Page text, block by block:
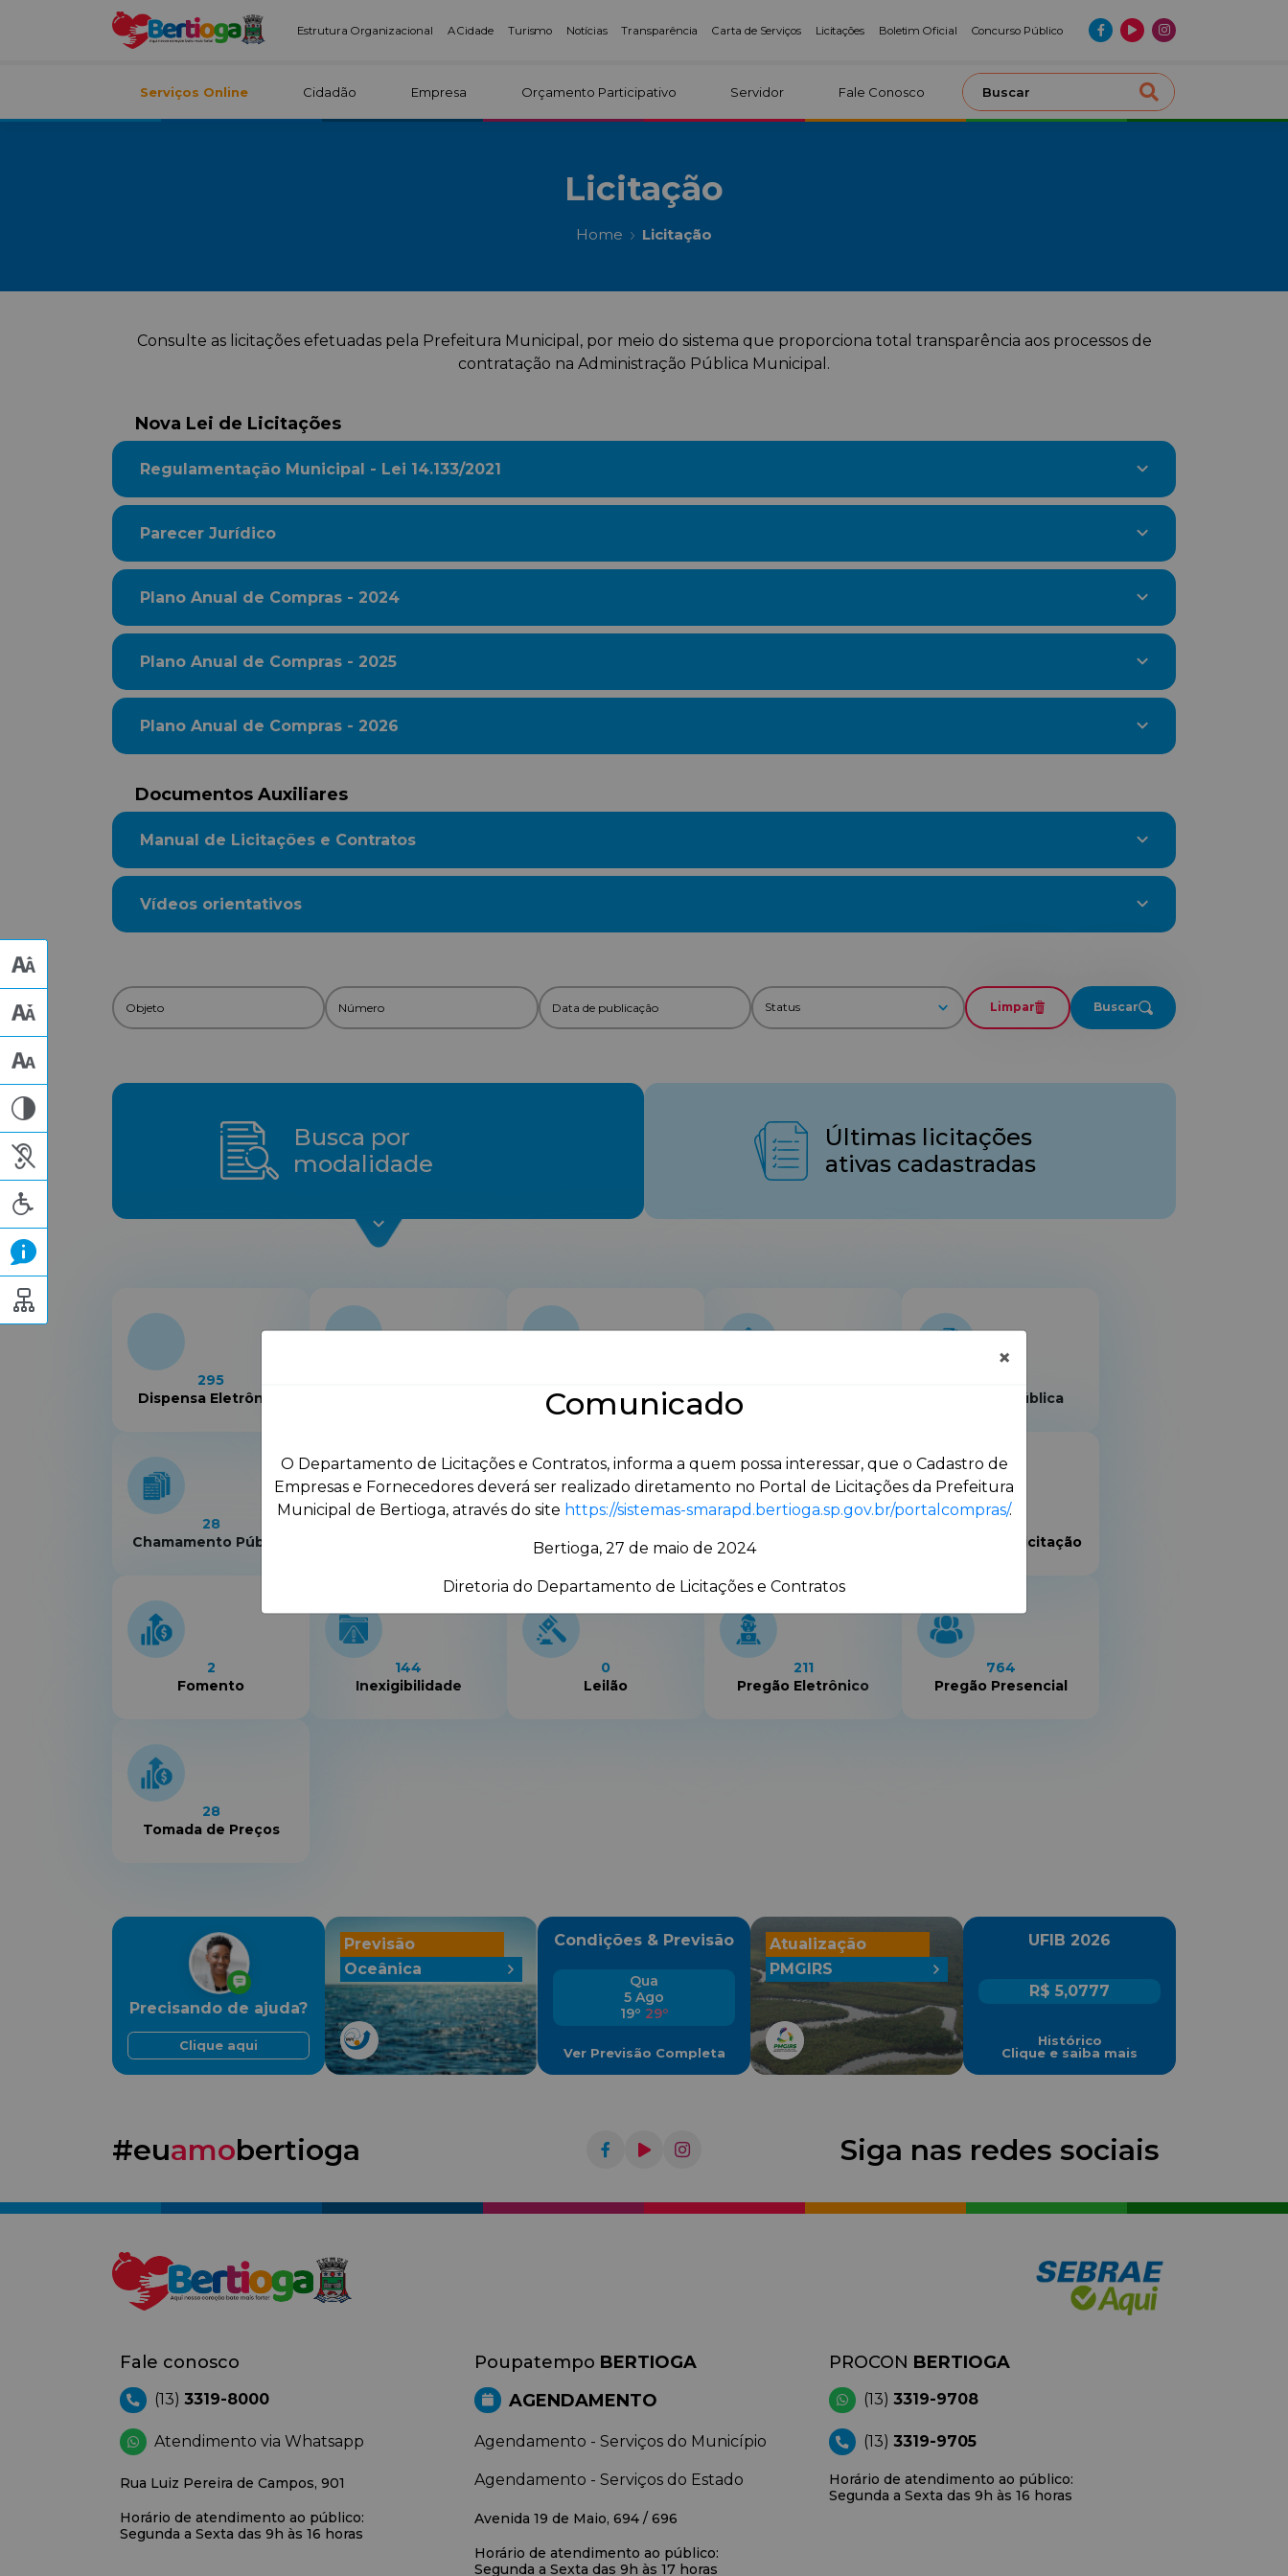
Estrutura Organizacional A Cidade Turismo Notícias Transparência Carta de Serviços Licitações Boletim Oficial Concurso Público
Serviços Online Cidadão Empresa Orçamento Participativo Servidor Fale Conosco
Licitação
Home Licitação
Consulte as licitações efetuadas pela Prefeitura Municipal, por meio do sistema que proporciona total transparência aos processos de
contratação na Administração Pública Municipal.
Nova Lei de Licitações
Regulamentação Municipal - Lei 14.133/2021
Parecer Jurídico
Plano Anual de Compras - 2024
Plano Anual de Compras - 2025
Plano Anual de Compras - 2026
Documentos Auxiliares
Manual de Licitações e Contratos
Vídeos orientativos
Limpar Buscar
Busca por
modalidade
Últimas licitações
ativas cadastradas
Chamada Pública
2
Credenciamento
144
Inexigibilidade
0
Leilão
211
Pregão Eletrônico
764
Pregão Presencial
28
Tomada de Preços
Concurso
28
Chamamento Público
2
Fomento
Dispensa de Licitação
295
Dispensa Eletrônica
Adesão a Ata de
Registro de Preço
×
Comunicado
O Departamento de Licitações e Contratos, informa a quem possa interessar, que o Cadastro de
Empresas e Fornecedores deverá ser realizado diretamento no Portal de Licitações da Prefeitura
Municipal de Bertioga, através do site https://sistemas-smarapd.bertioga.sp.gov.br/portalcompras/.
Bertioga, 27 de maio de 2024
Diretoria do Departamento de Licitações e Contratos
Previsão
Oceânica
Precisando de ajuda?
Clique aqui
Condições & Previsão
Qua
5 Ago
19º 29º
Ver Previsão Completa
UFIB 2026
R$ 5,0777
Histórico
Clique e saiba mais
Atualização
PMGIRS
#euamobertioga Siga nas redes sociais
Fale conosco
(13) 3319-8000
Atendimento via Whatsapp
Rua Luiz Pereira de Campos, 901
Horário de atendimento ao público:
Segunda a Sexta das 9h às 16 horas
Poupatempo BERTIOGA
AGENDAMENTO
Agendamento - Serviços do Município
Agendamento - Serviços do Estado
Avenida 19 de Maio, 694 / 696
Horário de atendimento ao público:
Segunda a Sexta das 9h às 17 horas
PROCON BERTIOGA
(13) 3319-9708
(13) 3319-9705
Horário de atendimento ao público:
Segunda a Sexta das 9h às 16 horas